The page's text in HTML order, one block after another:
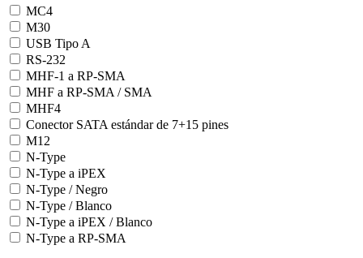
MC4
M30
USB Tipo A
RS-232
MHF-1 a RP-SMA
MHF a RP-SMA / SMA
MHF4
Conector SATA estándar de 7+15 pines
M12
N-Type
N-Type a iPEX
N-Type / Negro
N-Type / Blanco
N-Type a iPEX / Blanco
N-Type a RP-SMA